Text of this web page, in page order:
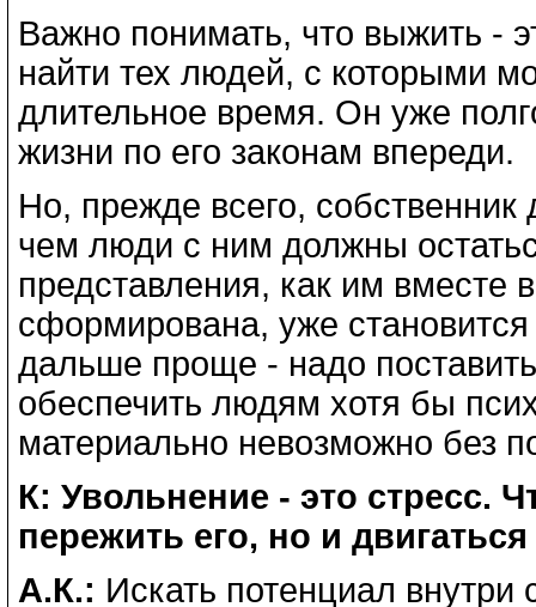
Важно понимать, что выжить -
найти тех людей, с которыми
длительное время. Он уже
жизни по его законам впереди.
Но, прежде всего,
чем люди с ним должны
представления, как им вместе
сформирована, уже
дальше проще - надо
обеспечить людям хотя бы
материально невозможно без
К: Увольнение - это стресс.
пережить его, но и
А.К.: Искать потенциал внутри